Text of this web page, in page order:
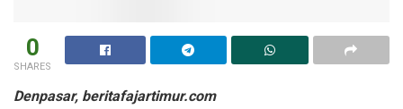
0
SHARES
Denpasar, beritafajartimur.com